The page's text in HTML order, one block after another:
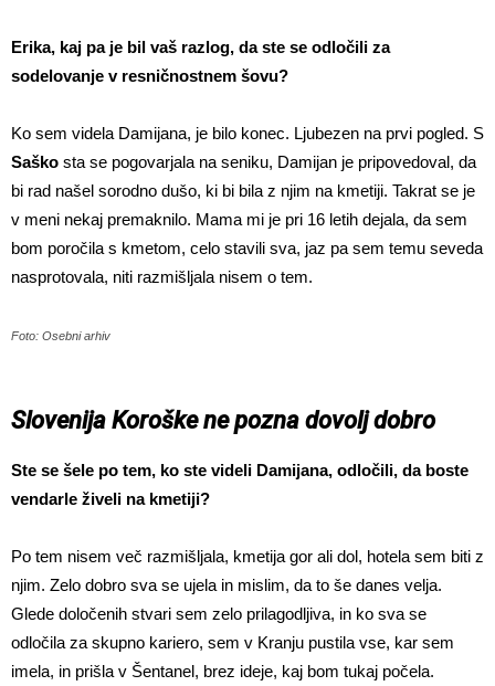
Erika, kaj pa je bil vaš razlog, da ste se odločili za
sodelovanje v resničnostnem šovu?
Ko sem videla Damijana, je bilo konec. Ljubezen na prvi pogled. S
Saško sta se pogovarjala na seniku, Damijan je pripovedoval, da
bi rad našel sorodno dušo, ki bi bila z njim na kmetiji. Takrat se je
v meni nekaj premaknilo. Mama mi je pri 16 letih dejala, da sem
bom poročila s kmetom, celo stavili sva, jaz pa sem temu seveda
nasprotovala, niti razmišljala nisem o tem.
Foto: Osebni arhiv
Slovenija Koroške ne pozna dovolj dobro
Ste se šele po tem, ko ste videli Damijana, odločili, da boste
vendarle živeli na kmetiji?
Po tem nisem več razmišljala, kmetija gor ali dol, hotela sem biti z
njim. Zelo dobro sva se ujela in mislim, da to še danes velja.
Glede določenih stvari sem zelo prilagodljiva, in ko sva se
odločila za skupno kariero, sem v Kranju pustila vse, kar sem
imela, in prišla v Šentanel, brez ideje, kaj bom tukaj počela.